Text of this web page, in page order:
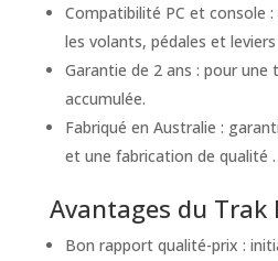
Compatibilité PC et console
les volants, pédales et
Garantie de 2 ans : pour une
accumulée.
Fabriqué en Australie :
et une fabrication de qualité​ ​.
Avantages du Trak
Bon rapport qualité-prix :